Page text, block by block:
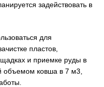
задействовать в
для
пластов,
и приемке руды в
объемом ковша в 7 м3,